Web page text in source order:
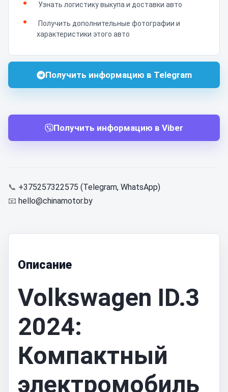
Узнать логистику выкупа и доставки авто
Получить дополнительные фотографии и
характеристики этого авто
Получить информацию в Telegram
Получить информацию в Viber
📞 +375257322575 (Telegram, WhatsApp)
📧 hello@chinamotor.by
Описание
Volkswagen ID.3
2024:
Компактный
электромобиль